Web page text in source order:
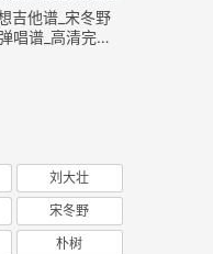
吉他谱_宋冬野
弹唱谱_高清完整
刘大壮
宋冬野
朴树